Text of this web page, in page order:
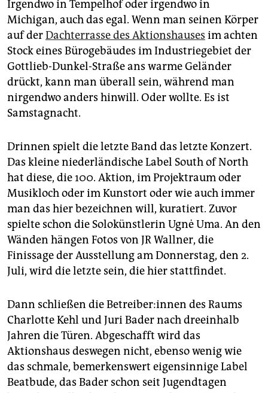
Irgendwo in Tempelhof oder irgendwo in
Michigan, auch das egal. Wenn man seinen Körper
auf derDachterrasse des Aktionshauses im achten
Stock eines Bürogebäudes im Industriegebiet der
Gottlieb-Dunkel-Straße ans warme Geländer
drückt, kann man überall sein, während man
nirgendwo anders hinwill. Oder wollte. Es ist
Samstagnacht.
Drinnen spielt die letzte Band das letzte Konzert.
Das kleine niederländische Label South of North
hat diese, die 100. Aktion, im Projektraum oder
Musikloch oder im Kunstort oder wie auch immer
man das hier bezeichnen will, kuratiert. Zuvor
spielte schon die Solokünstlerin Ugnė Uma. An den
Wänden hängen Fotos von JR Wallner, die
Finissage der Ausstellung am Donnerstag, den 2.
Juli, wird die letzte sein, die hier stattfindet.
Dann schließen die Be­trei­be­r:in­nen des Raums
Charlotte Kehl und Juri Bader nach dreeinhalb
Jahren die Türen. Abgeschafft wird das
Aktionshaus deswegen nicht, ebenso wenig wie
das schmale, bemerkenswert eigensinnige Label
Beatbude, das Bader schon seit Jugendtagen